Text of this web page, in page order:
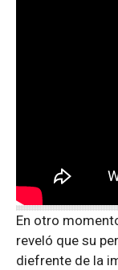
En otro
reveló que su
diefrente de la